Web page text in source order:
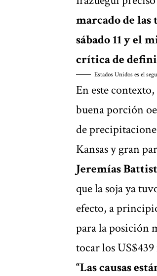
marcado de
sábado 11 y el
crítica de
Estados Unidos es el
En este
buena porción
de
Kansas y gran
Jeremías
que la soja ya
efecto, a
para la posición
tocar los
“Las causas